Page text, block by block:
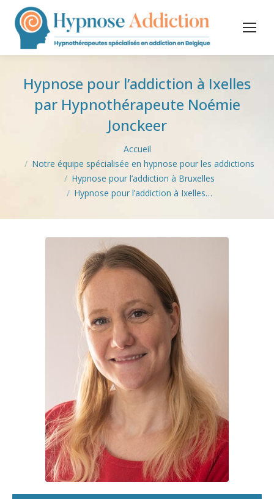
Hypnose pour l’addiction à Ixelles
par Hypnothérapeute Noémie
Jonckeer
Accueil
Notre équipe spécialisée en hypnose pour les addictions
Hypnose pour l’addiction à Bruxelles
Hypnose pour l’addiction à Ixelles…